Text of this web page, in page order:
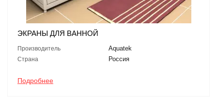
ЭКРАНЫ ДЛЯ ВАННОЙ
Производитель Aquatek
Страна Россия
Подробнее